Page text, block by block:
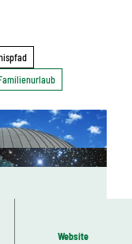
Website
zurück - in der